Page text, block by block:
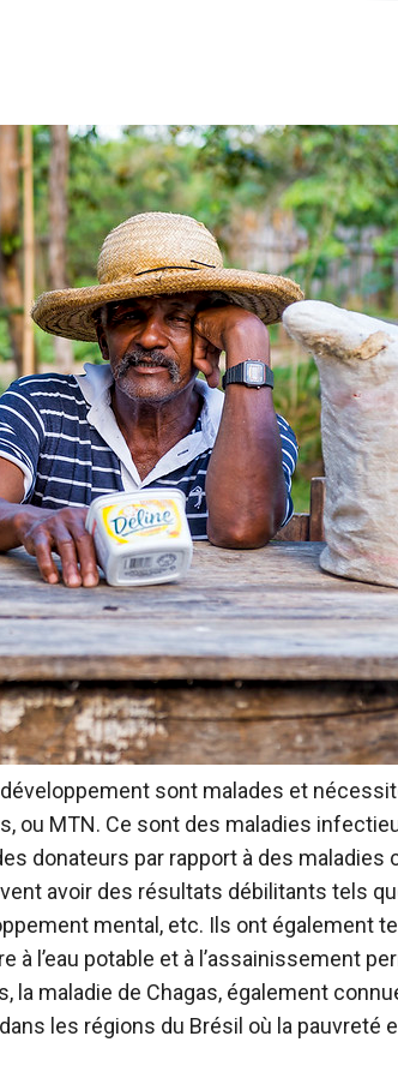
sont malades et
ou MTN. Ce sont des maladies
donateurs par rapport à des maladies
avoir des résultats débilitants tels
mental, etc. Ils ont également
à l’eau potable et à l’assainissement
la maladie de Chagas, également
les régions du Brésil où la pauvreté